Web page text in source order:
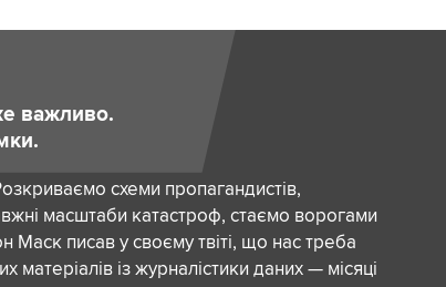
важливо.
схеми пропагандистів,
масштаби катастроф, стаємо ворогами
Маск писав у своєму твіті, що нас треба
матеріалів із журналістики даних — місяці